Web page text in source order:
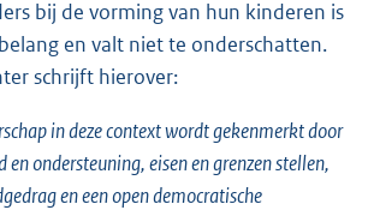
bij de vorming van hun kinderen is
en valt niet te onderschatten.
schrijft hierover:
in deze context wordt gekenmerkt door
ondersteuning, eisen en grenzen stellen,
en een open democratische